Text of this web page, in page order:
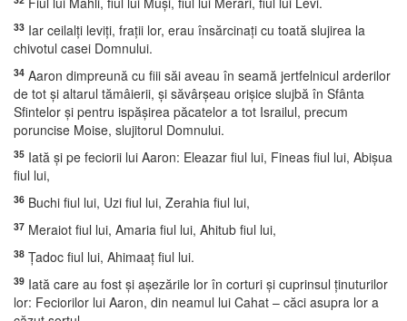
33 Iar ceilalţi leviţi, fraţii lor, erau însărcinaţi cu toată slujirea la
chivotul casei Domnului.
34 Aaron dimpreună cu fiii săi aveau în seamă jertfelnicul arderilor
de tot şi altarul tămâierii, şi săvârşeau orişice slujbă în Sfânta
Sfintelor şi pentru ispăşirea păcatelor a tot Israilul, precum
poruncise Moise, slujitorul Domnului.
35 Iată şi pe feciorii lui Aaron: Eleazar fiul lui, Fineas fiul lui, Abişua
fiul lui,
36 Buchi fiul lui, Uzi fiul lui, Zerahia fiul lui,
37 Meraiot fiul lui, Amaria fiul lui, Ahitub fiul lui,
38 Ţadoc fiul lui, Ahimaaţ fiul lui.
39 Iată care au fost şi aşezările lor în corturi şi cuprinsul ţinuturilor
lor: Feciorilor lui Aaron, din neamul lui Cahat – căci asupra lor a